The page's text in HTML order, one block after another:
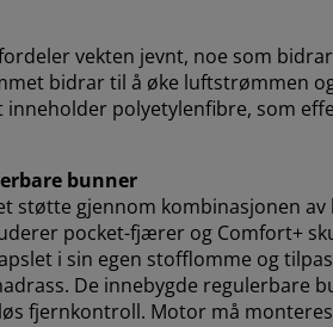
vekten jevnt, noe som
bidrar til å øke luftstrømmen
inneholder polyetylenfibre, som
bunner
støtte gjennom kombinasjonen
pocket-fjærer og Comfort+
i sin egen stofflomme og
De innebygde regulerbare
fjernkontroll. Motor må